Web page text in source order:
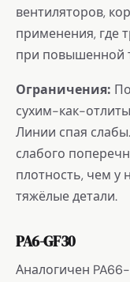
вентиляторов,
применения, где
при повышенной
Ограничения:
сухим-как-
Линии спая
слабого
плотность, чем у
тяжёлые детали.
PA6-GF30
Аналогичен